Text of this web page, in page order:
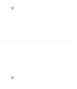
×
×